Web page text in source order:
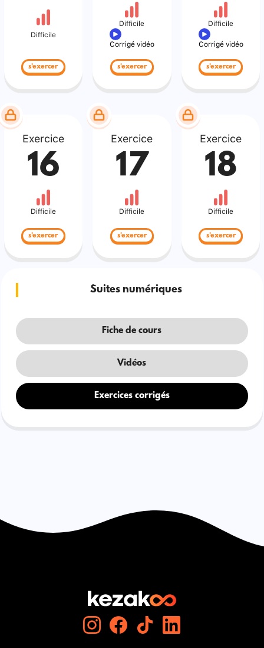
Difficile
s'exercer
Difficile
Corrigé vidéo
s'exercer
Difficile
Corrigé vidéo
s'exercer
Exercice
16
Difficile
s'exercer
Exercice
17
Difficile
s'exercer
Exercice
18
Difficile
s'exercer
Suites numériques
Fiche de cours
Vidéos
Exercices corrigés